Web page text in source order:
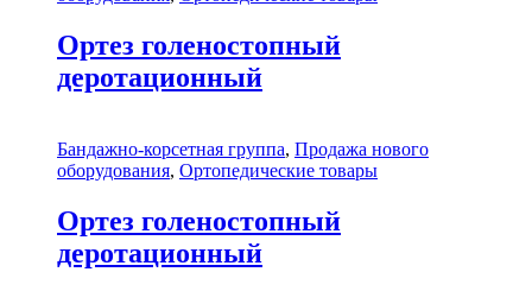
Ортез голеностопный
деротационный
Бандажно-корсетная группа, Продажа нового
оборудования, Ортопедические товары
Ортез голеностопный
деротационный